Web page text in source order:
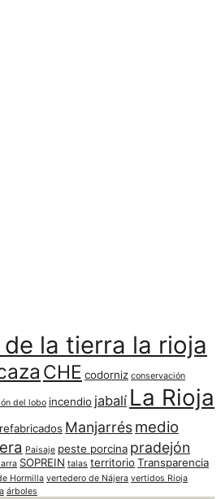
la tierra la rioja
CHE codorniz conservación
del lobo incendio jabalí La Rioja
Manjarrésmedio
Paisaje peste porcina pradejón
SOPREIN talas territorioTransparencia
Hormilla vertedero de Nájera vertidos Rioja
árboles